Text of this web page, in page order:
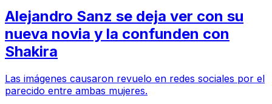
Alejandro Sanz se deja ver con su
nueva novia y la confunden con
Shakira
Las imágenes causaron revuelo en redes sociales por el
parecido entre ambas mujeres.